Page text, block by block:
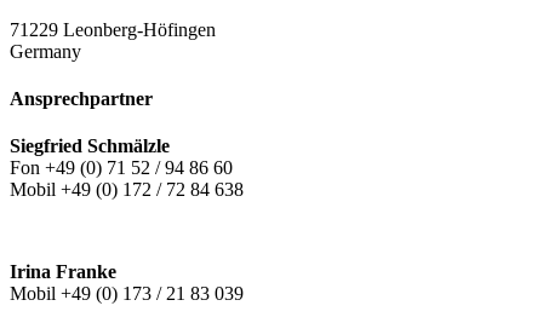
71229 Leonberg-Höfingen
Germany
Ansprechpartner
Siegfried Schmälzle
Fon +49 (0) 71 52 / 94 86 60
Mobil +49 (0) 172 / 72 84 638
Irina Franke
Mobil +49 (0) 173 / 21 83 039